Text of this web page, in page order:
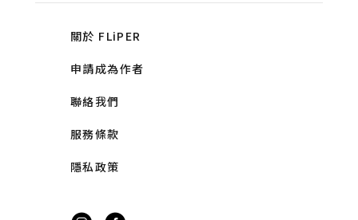
關於 FLiPER
申請成為作者
聯絡我們
服務條款
隱私政策